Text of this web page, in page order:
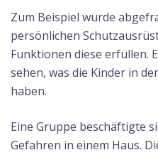
Zum Beispiel wurde
persönlichen
Funktionen diese erfüllen.
sehen, was die Kinder in
haben.
Eine Gruppe beschäftigte
Gefahren in einem Haus.